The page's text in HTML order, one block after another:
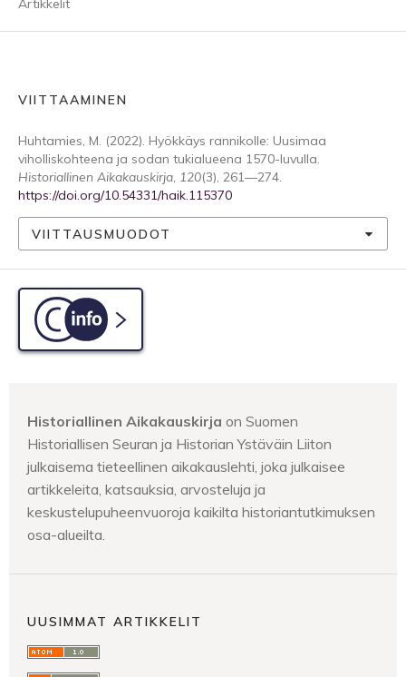
Artikkelit
VIITTAAMINEN
Huhtamies, M. (2022). Hyökkäys rannikolle: Uusimaa
viholliskohteena ja sodan tukialueena 1570-luvulla.
Historiallinen Aikakauskirja, 120(3), 261—274.
https://doi.org/10.54331/haik.115370
VIITTAUSMUODOT
C-info
Historiallinen Aikakauskirja on Suomen
Historiallisen Seuran ja Historian Ystäväin Liiton
julkaisema tieteellinen aikakauslehti, joka julkaisee
artikkeleita, katsauksia, arvosteluja ja
keskustelupuheenvuoroja kaikilta historiantutkimuksen
osa-alueilta.
UUSIMMAT ARTIKKELIT